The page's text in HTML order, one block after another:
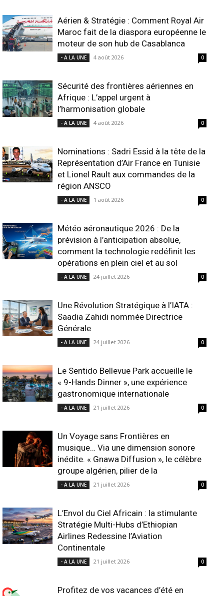
Aérien & Stratégie : Comment Royal Air
Maroc fait de la diaspora européenne le
moteur de son hub de Casablanca
- A LA UNE 4 août 2026 0
Sécurité des frontières aériennes en
Afrique : L’appel urgent à
l’harmonisation globale
- A LA UNE 4 août 2026 0
Nominations : Sadri Essid à la tête de la
Représentation d’Air France en Tunisie
et Lionel Rault aux commandes de la
région ANSCO
- A LA UNE 1 août 2026 0
Météo aéronautique 2026 : De la
prévision à l’anticipation absolue,
comment la technologie redéfinit les
opérations en plein ciel et au sol
- A LA UNE 24 juillet 2026 0
Une Révolution Stratégique à l’IATA :
Saadia Zahidi nommée Directrice
Générale
- A LA UNE 24 juillet 2026 0
Le Sentido Bellevue Park accueille le
« 9-Hands Dinner », une expérience
gastronomique internationale
- A LA UNE 21 juillet 2026 0
Un Voyage sans Frontières en
musique… Via une dimension sonore
inédite. « Gnawa Diffusion », le célèbre
groupe algérien, pilier de la
- A LA UNE 21 juillet 2026 0
L’Envol du Ciel Africain : la stimulante
Stratégie Multi-Hubs d’Ethiopian
Airlines Redessine l’Aviation
Continentale
- A LA UNE 21 juillet 2026 0
Profitez de vos vacances d’été en